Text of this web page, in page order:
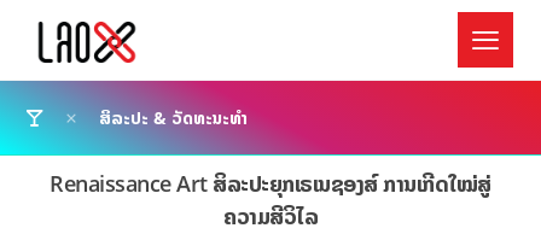
ສິລະປະ & ວັດທະນະທຳ
Renaissance Art ສິລະປະຍຸກເຣເນຊອງສ໌ ການເກີດໃໝ່ສູ່
ຄວາມສີວິໄລ